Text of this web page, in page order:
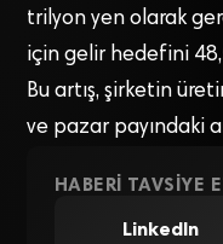
trilyon yen olarak
için gelir hedefini
Bu artış, şirketin
ve pazar payındaki
HABERI TAVSIYE
LinkedIn